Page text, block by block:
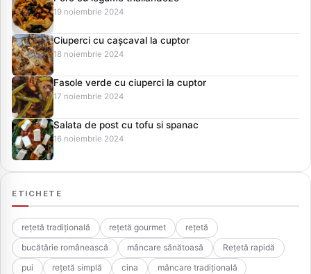
19 noiembrie 2024
Ciuperci cu cașcaval la cuptor
18 noiembrie 2024
Fasole verde cu ciuperci la cuptor
17 noiembrie 2024
Salata de post cu tofu si spanac
16 noiembrie 2024
ETICHETE
rețetă tradițională rețetă gourmet
rețetă
bucătărie românească
mâncare sănătoasă
Rețetă rapidă
pui
rețetă simplă cina
mâncare tradițională